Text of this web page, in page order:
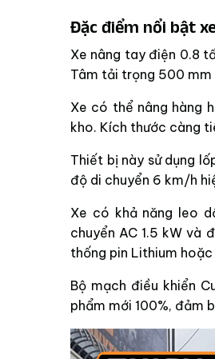
Đặc điểm nổi bật
Xe nâng tay điện 0.8
Tâm tải trọng 500 mm
Xe có thể nâng hàng
kho. Kích thước càng
Thiết bị này sử dụng
độ di chuyển 6 km/h
Xe có khả năng leo
chuyển AC 1.5 kW và
thống pin Lithium
Bộ mạch điều khiển
phẩm mới 100%, đảm